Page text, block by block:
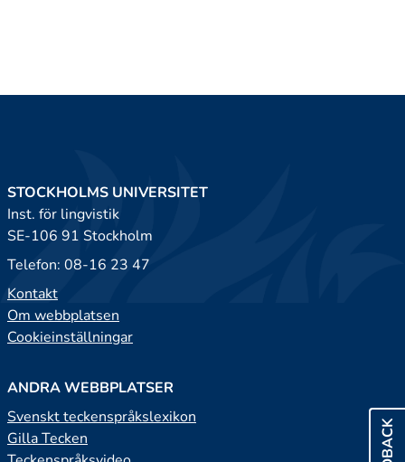
STOCKHOLMS UNIVERSITET
Inst. för lingvistik
SE-106 91 Stockholm
Telefon: 08-16 23 47
Kontakt
Om webbplatsen
Cookieinställningar
ANDRA WEBBPLATSER
Svenskt teckenspråkslexikon
Gilla Tecken